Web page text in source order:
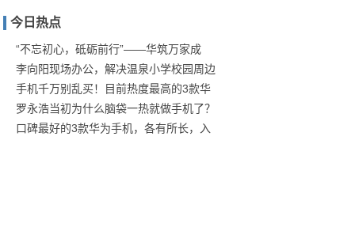
防疫
保卫
战！
商汤
今日热点
“不忘初心，砥砺前行”——华筑万家成
李向阳现场办公，解决温泉小学校园周边
手机千万别乱买！目前热度最高的3款华
罗永浩当初为什么脑袋一热就做手机了？
口碑最好的3款华为手机，各有所长，入